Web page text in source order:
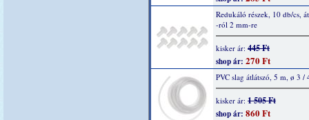
Redukáló részek, 10 db/cs,
-ról 2 mm-re
kisker ár: 445 Ft
shop ár: 270 Ft
PVC slag átlátszó, 5 m, ø 3 /
kisker ár: 1 505 Ft
shop ár: 860 Ft